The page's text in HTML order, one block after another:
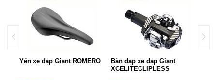
Yên xe đạp Giant ROMERO
Bàn đạp xe đạp Giant
XCELITECLIPLESS